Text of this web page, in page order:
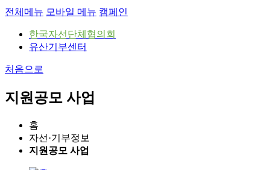
전체메뉴 모바일 메뉴 캠페인
한국자선단체협의회
유산기부센터
처음으로
지원공모 사업
홈
자선·기부정보
지원공모 사업